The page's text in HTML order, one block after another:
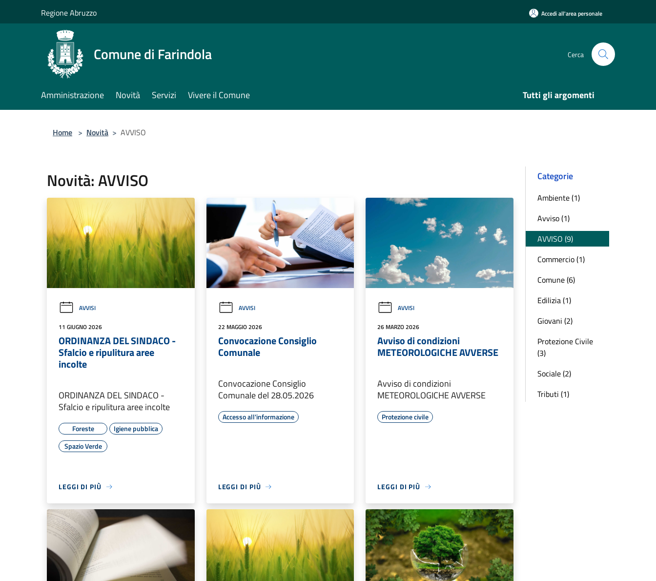
Regione Abruzzo Accedi all'area personale
Comune di Farindola Cerca
Amministrazione Novità Servizi Vivere il Comune Tutti gli argomenti
Home > Novità > AVVISO
Novità: AVVISO
AVVISI
11 GIUGNO 2026
ORDINANZA DEL SINDACO -
Sfalcio e ripulitura aree
incolte
ORDINANZA DEL SINDACO -
Sfalcio e ripulitura aree incolte
Foreste
Igiene pubblica
Spazio Verde
LEGGI DI PIÙ
AVVISI
22 MAGGIO 2026
Convocazione Consiglio
Comunale
Convocazione Consiglio
Comunale del 28.05.2026
Accesso all'informazione
LEGGI DI PIÙ
AVVISI
26 MARZO 2026
Avviso di condizioni
METEOROLOGICHE AVVERSE
Avviso di condizioni
METEOROLOGICHE AVVERSE
Protezione civile
LEGGI DI PIÙ
Categorie
Ambiente (1)
Avviso (1)
AVVISO (9)
Commercio (1)
Comune (6)
Edilizia (1)
Giovani (2)
Protezione Civile
(3)
Sociale (2)
Tributi (1)